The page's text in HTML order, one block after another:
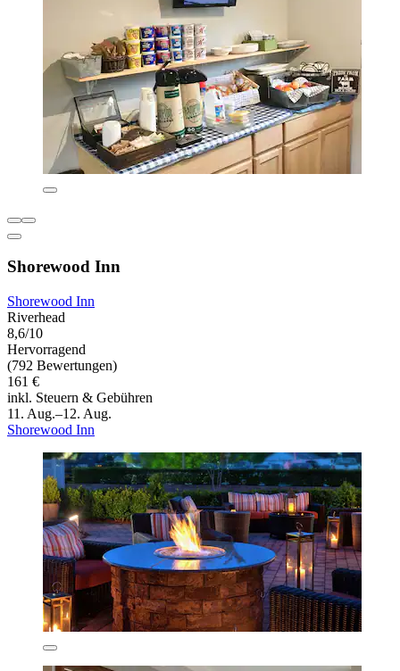
Shorewood Inn
Shorewood Inn
Riverhead
8,6/10
Hervorragend
(792 Bewertungen)
161 €
inkl. Steuern & Gebühren
11. Aug.–12. Aug.
Shorewood Inn